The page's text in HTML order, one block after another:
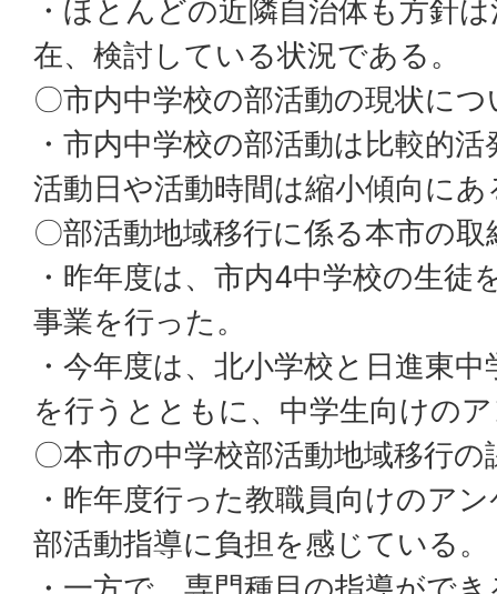
・ほとんどの近隣自治体も方針
在、検討している状況である。
〇市内中学校の部活動の現状につ
・市内中学校の部活動は比較的
活動日や活動時間は縮小傾向にあ
〇部活動地域移行に係る本市の
・昨年度は、市内4中学校の生徒
事業を行った。
・今年度は、北小学校と日進東
を行うとともに、中学生向けの
〇本市の中学校部活動地域移行
・昨年度行った教職員向けのア
部活動指導に負担を感じている。